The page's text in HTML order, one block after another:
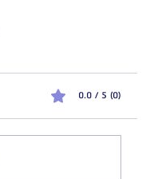
0.0 / 5 (0)